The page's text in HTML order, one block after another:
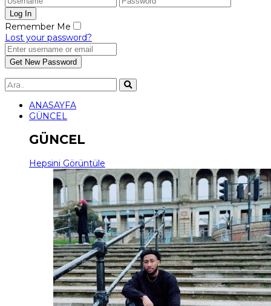
Remember Me
Lost your password?
ANASAYFA
GÜNCEL
GÜNCEL
Hepsini Görüntüle